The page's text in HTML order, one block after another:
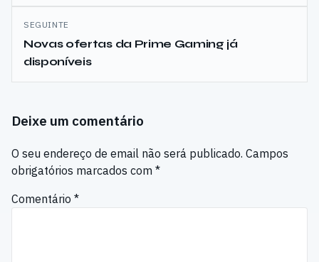
artigos
SEGUINTE
Novas ofertas da Prime Gaming já
disponíveis
Deixe um comentário
O seu endereço de email não será publicado. Campos
obrigatórios marcados com *
Comentário *